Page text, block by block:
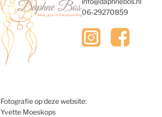
06-29270859
Fotografie op deze website:
Yvette Moeskops